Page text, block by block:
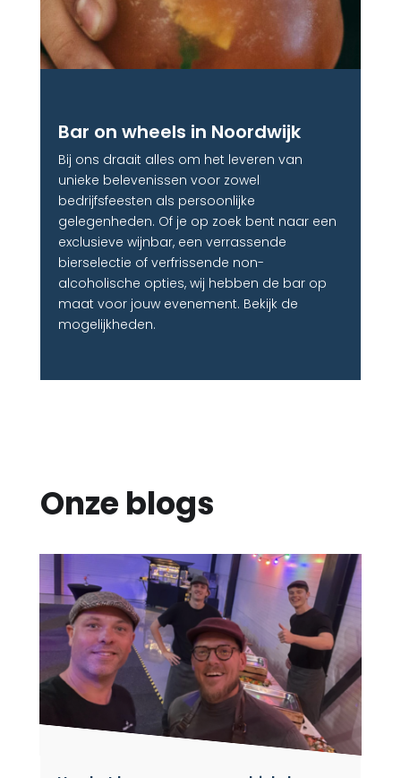
Bar on wheels in Noordwijk
Bij ons draait alles om het leveren van
unieke belevenissen voor zowel
bedrijfsfeesten als persoonlijke
gelegenheden. Of je op zoek bent naar een
exclusieve wijnbar, een verrassende
bierselectie of verfrissende non-
alcoholische opties, wij hebben de bar op
maat voor jouw evenement. Bekijk de
mogelijkheden.
Onze blogs